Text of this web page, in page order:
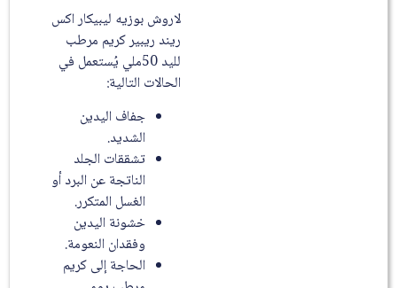
لاروش بوزيه ليبيكار اكس
ريند ريبير كريم مرطب
لليد 50ملي يُستعمل في
الحالات التالية:
جفاف اليدين
الشديد.
تشققات الجلد
الناتجة عن البرد أو
الغسل المتكرر.
خشونة اليدين
وفقدان النعومة.
الحاجة إلى كريم